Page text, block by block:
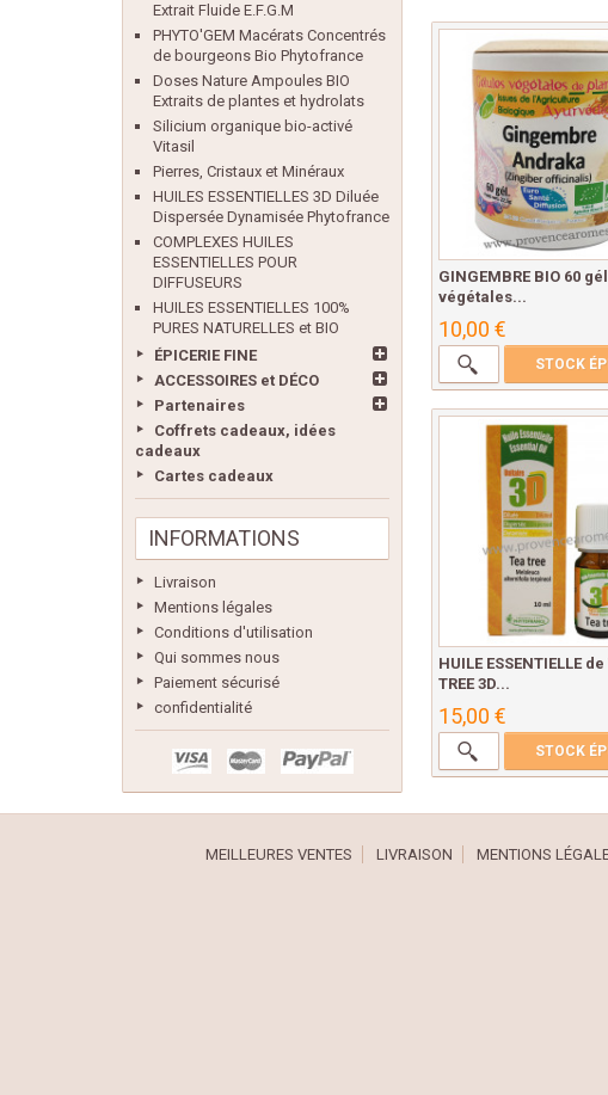
Extrait Fluide E.F.G.M
PHYTO'GEM Macérats Concentrés
de bourgeons Bio Phytofrance
Doses Nature Ampoules BIO
Extraits de plantes et hydrolats
Silicium organique bio-activé
Vitasil
Pierres, Cristaux et Minéraux
HUILES ESSENTIELLES 3D Diluée
Dispersée Dynamisée Phytofrance
COMPLEXES HUILES
ESSENTIELLES POUR
DIFFUSEURS
HUILES ESSENTIELLES 100%
PURES NATURELLES et BIO
ÉPICERIE FINE
ACCESSOIRES et DÉCO
Partenaires
Coffrets cadeaux, idées
cadeaux
Cartes cadeaux
INFORMATIONS
Livraison
Mentions légales
Conditions d'utilisation
Qui sommes nous
Paiement sécurisé
confidentialité
GINGEMBRE BIO 60
végétales...
10,00 €
STOCK
HUILE ESSENTIELLE de
TREE 3D...
15,00 €
STOCK
MEILLEURES VENTES LIVRAISON MENTIONS